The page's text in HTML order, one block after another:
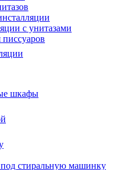
с унитазами
шкафы
стиральную машинку